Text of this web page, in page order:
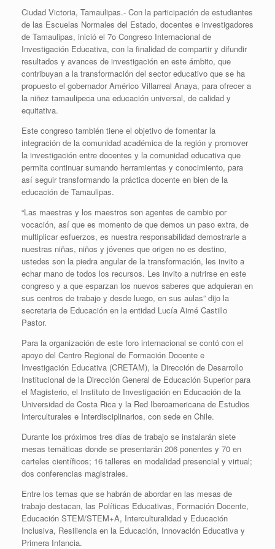
Ciudad Victoria, Tamaulipas.- Con la participación de estudiantes
de las Escuelas Normales del Estado, docentes e investigadores
de Tamaulipas, inició el 7o Congreso Internacional de
Investigación Educativa, con la finalidad de compartir y difundir
resultados y avances de investigación en este ámbito, que
contribuyan a la transformación del sector educativo que se ha
propuesto el gobernador Américo Villarreal Anaya, para ofrecer a
la niñez tamaulipeca una educación universal, de calidad y
equitativa.
Este congreso también tiene el objetivo de fomentar la
integración de la comunidad académica de la región y promover
la investigación entre docentes y la comunidad educativa que
permita continuar sumando herramientas y conocimiento, para
así seguir transformando la práctica docente en bien de la
educación de Tamaulipas.
“Las maestras y los maestros son agentes de cambio por
vocación, así que es momento de que demos un paso extra, de
multiplicar esfuerzos, es nuestra responsabilidad demostrarle a
nuestras niñas, niños y jóvenes que origen no es destino,
ustedes son la piedra angular de la transformación, les invito a
echar mano de todos los recursos. Les invito a nutrirse en este
congreso y a que esparzan los nuevos saberes que adquieran en
sus centros de trabajo y desde luego, en sus aulas” dijo la
secretaria de Educación en la entidad Lucía Aimé Castillo
Pastor.
Para la organización de este foro internacional se contó con el
apoyo del Centro Regional de Formación Docente e
Investigación Educativa (CRETAM), la Dirección de Desarrollo
Institucional de la Dirección General de Educación Superior para
el Magisterio, el Instituto de Investigación en Educación de la
Universidad de Costa Rica y la Red Iberoamericana de Estudios
Interculturales e Interdisciplinarios, con sede en Chile.
Durante los próximos tres días de trabajo se instalarán siete
mesas temáticas donde se presentarán 206 ponentes y 70 en
carteles científicos; 16 talleres en modalidad presencial y virtual;
dos conferencias magistrales.
Entre los temas que se habrán de abordar en las mesas de
trabajo destacan, las Políticas Educativas, Formación Docente,
Educación STEM/STEM+A, Interculturalidad y Educación
Inclusiva, Resiliencia en la Educación, Innovación Educativa y
Primera Infancia.